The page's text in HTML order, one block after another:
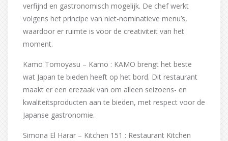
verfijnd en gastronomisch mogelijk. De chef werkt
volgens het principe van niet-nominatieve menu’s,
waardoor er ruimte is voor de creativiteit van het
moment.
Kamo Tomoyasu – Kamo : KAMO brengt het beste
wat Japan te bieden heeft op het bord. Dit restaurant
maakt er een erezaak van om alleen seizoens- en
kwaliteitsproducten aan te bieden, met respect voor de
Japanse gastronomie.
Simona El Harar – Kitchen 151 : Restaurant Kitchen